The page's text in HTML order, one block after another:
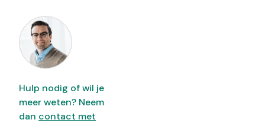
Hulp nodig of wil je
meer weten? Neem
dan contact met